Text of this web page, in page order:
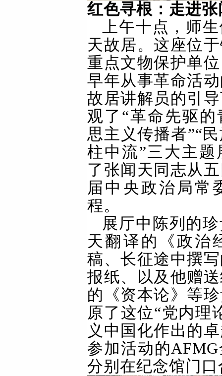
红色寻根：走进
上午十点，师
天故居。这座位
重点文物保护单
早年从事革命活
故居讲解员的引
观了“革命先驱的
思主义传播者”“
柱中流”三大主
了张闻天同志从
届中央政治局常
程。
展厅中陈列的
天翻译的《政治
稿、长征途中撰
报纸、以及他赠
的《资本论》等
原了这位“党内理
义中国化作出的
参加活动的
分别在纪念馆门